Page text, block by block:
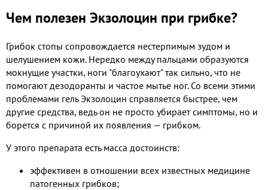
Чем полезен Экзолоцин при грибке?
Грибок стопы сопровождается нестерпимым зудом и
шелушением кожи. Нередко между пальцами образуются
мокнущие участки, ноги "благоухают" так сильно, что не
помогают дезодоранты и частое мытье ног. Со всеми этими
проблемами гель Экзолоцин справляется быстрее, чем
другие средства, ведь он не просто убирает симптомы, но и
борется с причиной их появления — грибком.
У этого препарата есть масса достоинств:
эффективен в отношении всех известных медицине
патогенных грибков;